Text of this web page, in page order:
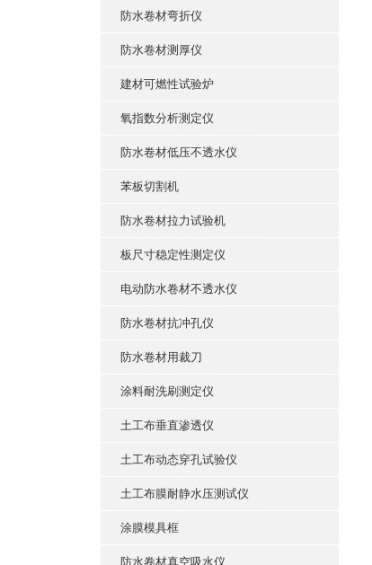
防水卷材弯折仪
防水卷材测厚仪
建材可燃性试验炉
氧指数分析测定仪
防水卷材低压不透水仪
苯板切割机
防水卷材拉力试验机
板尺寸稳定性测定仪
电动防水卷材不透水仪
防水卷材抗冲孔仪
防水卷材用裁刀
涂料耐洗刷测定仪
土工布垂直渗透仪
土工布动态穿孔试验仪
土工布膜耐静水压测试仪
涂膜模具框
防水卷材真空吸水仪